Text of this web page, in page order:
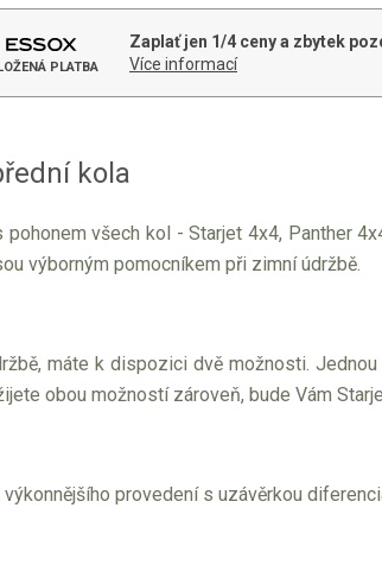
PLATBA
Zaplať jen 1/4 ceny a zbytek
Více informací
kola
všech kol - Starjet 4x4, Panther
výborným pomocníkem při zimní údržbě.
máte k dispozici dvě možnosti.
obou možností zároveň, bude Vám
provedení s uzávěrkou